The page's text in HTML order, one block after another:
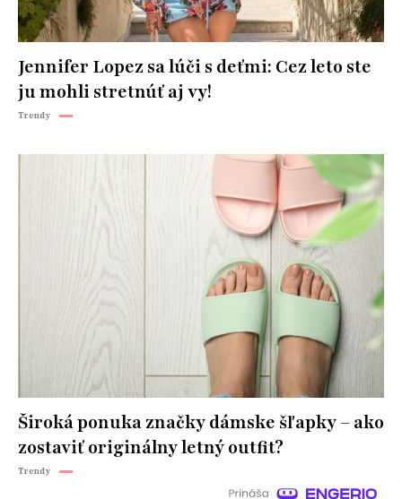
Jennifer Lopez sa lúči s deťmi: Cez leto ste
ju mohli stretnúť aj vy!
Trendy
Široká ponuka značky dámske šľapky – ako
zostaviť originálny letný outfit?
Trendy